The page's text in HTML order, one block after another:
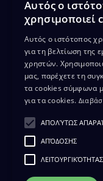
Αυτός ο
χρησιμοποιεί
Αυτός ο ιστότοπος
για τη βελτίωση της
χρηστών.
μας, παρέχετε τη
τα cookies σύμφωνα
για τα cookies.
ΑΠΟΛΎΤΩΣ
ΑΠΌΔΟΣΗΣ
ΛΕΙΤΟΥΡΓΙΚΌΤΗΤΑΣ